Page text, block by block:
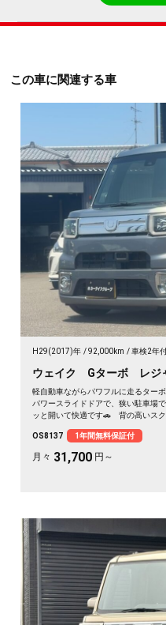
この車に関連する車
H29(2017)年 92,000km 車検2年
ウェイク Gターボ レジ
軽自動車ながらパワフルに走るター
パワースライドドアで、狭い駐車場
ッと開いて快適です🚗 背の高いスク
で、遠出のドライブも退屈しませ
びも広がる一台。《1年保証付》で安
OS8137 1年間無料保証付
月々 31,700 円～